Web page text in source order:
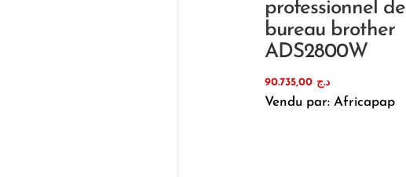
professionnel de
bureau brother
ADS2800W
د.ج 90.735,00
Vendu par: Africapap